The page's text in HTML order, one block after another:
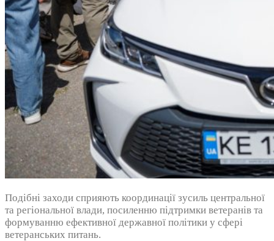
Подібні заходи сприяють координації зусиль центральної
та регіональної влади, посиленню підтримки ветеранів та
формуванню ефективної державної політики у сфері
ветеранських питань.